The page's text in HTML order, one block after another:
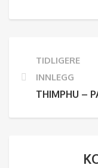
TIDLIGERE
INNLEGG
THIMPHU –